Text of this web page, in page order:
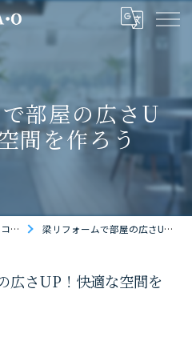
部屋の広さU
間を作ろう
コラム 梁リフォームで部屋の広さUP！快適な空間を作ろう
広さUP！快適な空間を